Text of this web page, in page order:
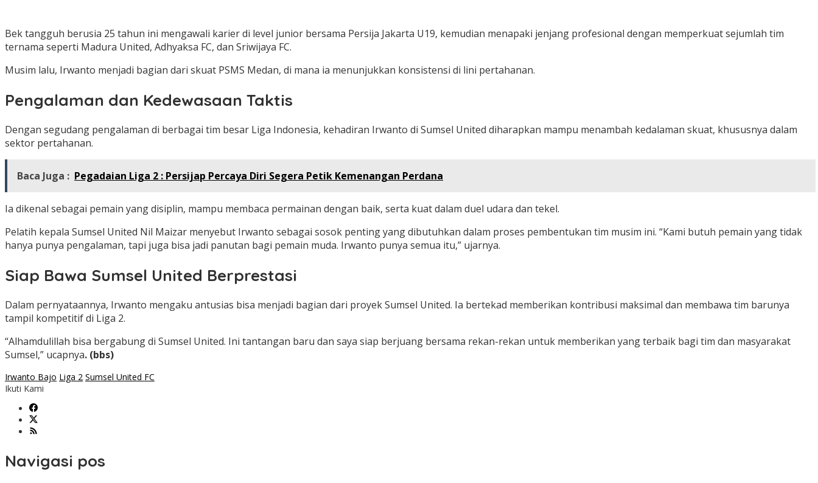
Bek tangguh berusia 25 tahun ini mengawali karier di level junior bersama Persija Jakarta U19, kemudian menapaki jenjang profesional dengan memperkuat sejumlah tim
ternama seperti Madura United, Adhyaksa FC, dan Sriwijaya FC.
Musim lalu, Irwanto menjadi bagian dari skuat PSMS Medan, di mana ia menunjukkan konsistensi di lini pertahanan.
Pengalaman dan Kedewasaan Taktis
Dengan segudang pengalaman di berbagai tim besar Liga Indonesia, kehadiran Irwanto di Sumsel United diharapkan mampu menambah kedalaman skuat, khususnya dalam
sektor pertahanan.
Baca Juga : Pegadaian Liga 2 : Persijap Percaya Diri Segera Petik Kemenangan Perdana
Ia dikenal sebagai pemain yang disiplin, mampu membaca permainan dengan baik, serta kuat dalam duel udara dan tekel.
Pelatih kepala Sumsel United Nil Maizar menyebut Irwanto sebagai sosok penting yang dibutuhkan dalam proses pembentukan tim musim ini. “Kami butuh pemain yang tidak
hanya punya pengalaman, tapi juga bisa jadi panutan bagi pemain muda. Irwanto punya semua itu,” ujarnya.
Siap Bawa Sumsel United Berprestasi
Dalam pernyataannya, Irwanto mengaku antusias bisa menjadi bagian dari proyek Sumsel United. Ia bertekad memberikan kontribusi maksimal dan membawa tim barunya
tampil kompetitif di Liga 2.
“Alhamdulillah bisa bergabung di Sumsel United. Ini tantangan baru dan saya siap berjuang bersama rekan-rekan untuk memberikan yang terbaik bagi tim dan masyarakat
Sumsel,” ucapnya. (bbs)
Irwanto Bajo Liga 2 Sumsel United FC
Ikuti Kami
Navigasi pos